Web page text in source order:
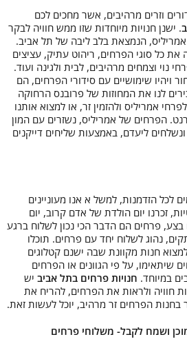
וזרים מרהיבים, אשר מחכים לכם
. ישנן חנויות מיוחדות שזו ממש חוויה לבקר
הנמצאת בלב ליבה של תל אביב.
את כל סוגי הפרחים, ריהוט עתיק, עציצים
נוי וצמחים מרהיבים, לבית ולגינה ועוד.
ויהיו שימושיים עם סידורי הפרחים, הם
לנו את המחוזות של פרובנס הרחוקה
אמריליס ולהזמין זר, או למצוא אותנו
הפרחים של אמריליס, נשזרים עם המון
ליעדם, באמצעות שליחים דייקנים
לכל הזדמנות, למשל א אנו מעוניינים
זכרנו יום הולדת של אדם קרוב, יום
בצע, פרחים הם הדבר הכי נכון לשלוח ברגע
נהוג לשלוח יחד עם פרחים. תוכלו
חנות מקוונת שבה ישנם קטלוגים
שיתאימו, על פי הגוונים או הפרחים
במיוחד. חנויות פרחים בתל אביב יש
חוויה ולראות את הפרחים, להריח את
בחנות הפרחים זר מרהיב, יוכל לעשות זאת.
ושמח לקבל- משלוחי פרחים